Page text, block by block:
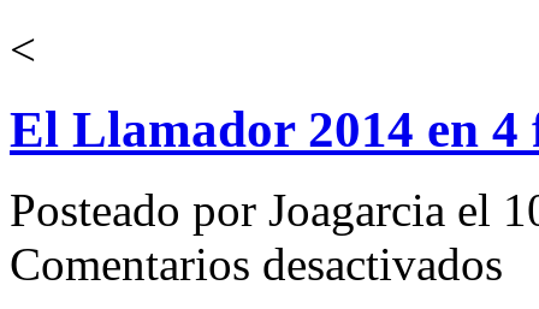
<
El Llamador 2014 en 4
Posteado por Joagarcia el
Comentarios desactivados